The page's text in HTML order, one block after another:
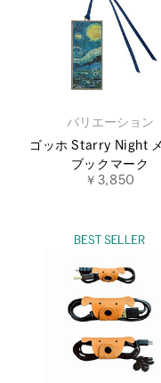
バリエーション
ゴッホ Starry Night
ブックマーク
￥3,850